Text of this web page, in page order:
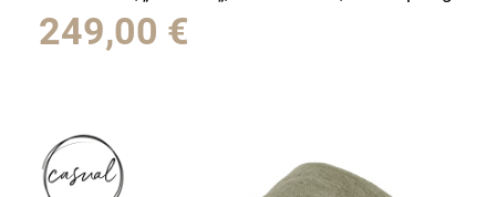
249,00 €